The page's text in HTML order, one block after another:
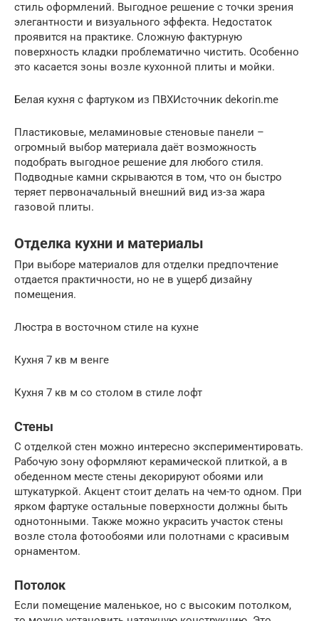
стиль оформлений. Выгодное решение с точки зрения
элегантности и визуального эффекта. Недостаток
проявится на практике. Сложную фактурную
поверхность кладки проблематично чистить. Особенно
это касается зоны возле кухонной плиты и мойки.
Белая кухня с фартуком из ПВХИсточник dekorin.me
Пластиковые, меламиновые стеновые панели –
огромный выбор материала даёт возможность
подобрать выгодное решение для любого стиля.
Подводные камни скрываются в том, что он быстро
теряет первоначальный внешний вид из-за жара
газовой плиты.
Отделка кухни и материалы
При выборе материалов для отделки предпочтение
отдается практичности, но не в ущерб дизайну
помещения.
Люстра в восточном стиле на кухне
Кухня 7 кв м венге
Кухня 7 кв м со столом в стиле лофт
Стены
С отделкой стен можно интересно экспериментировать.
Рабочую зону оформляют керамической плиткой, а в
обеденном месте стены декорируют обоями или
штукатуркой. Акцент стоит делать на чем-то одном. При
ярком фартуке остальные поверхности должны быть
однотонными. Также можно украсить участок стены
возле стола фотообоями или полотнами с красивым
орнаментом.
Потолок
Если помещение маленькое, но с высоким потолком,